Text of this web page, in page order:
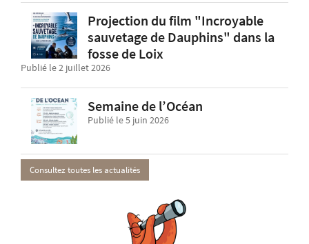
Projection du film "Incroyable
sauvetage de Dauphins" dans la
fosse de Loix
Publié le 2 juillet 2026
Semaine de l’Océan
Publié le 5 juin 2026
Consultez toutes les actualités